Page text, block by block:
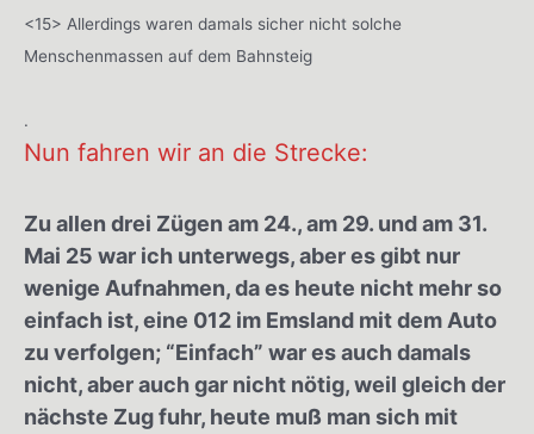
<15> Allerdings waren damals sicher nicht solche
Menschenmassen auf dem Bahnsteig
.
Nun fahren wir an die Strecke:
Zu allen drei Zügen am 24., am 29. und am 31.
Mai 25 war ich unterwegs, aber es gibt nur
wenige Aufnahmen, da es heute nicht mehr so
einfach ist, eine 012 im Emsland mit dem Auto
zu verfolgen; “Einfach” war es auch damals
nicht, aber auch gar nicht nötig, weil gleich der
nächste Zug fuhr, heute muß man sich mit